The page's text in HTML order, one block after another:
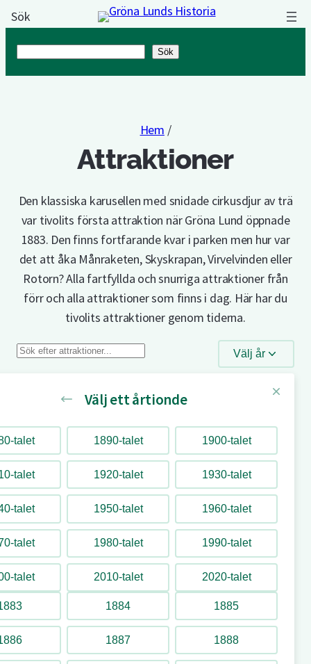
Sök
Sök
Hem /
Attraktioner
Den klassiska karusellen med snidade cirkusdjur av trä
var tivolits första attraktion när Gröna Lund öppnade
1883. Den finns fortfarande kvar i parken men hur var
det att åka Månraketen, Skyskrapan, Virvelvinden eller
Rotorn? Alla fartfyllda och snurriga attraktioner från
förr och alla attraktioner som finns i dag. Här har du
tivolits attraktioner genom tiderna.
Sök
Välj år
Välj ett årtionde
talet 1890-talet 1900-talet
talet 1920-talet 1930-talet
talet 1950-talet 1960-talet
talet 1980-talet 1990-talet
talet 2010-talet 2020-talet
1884 1885
1887 1888
Tagada
1982
Tekopparna
2008
Telecombat